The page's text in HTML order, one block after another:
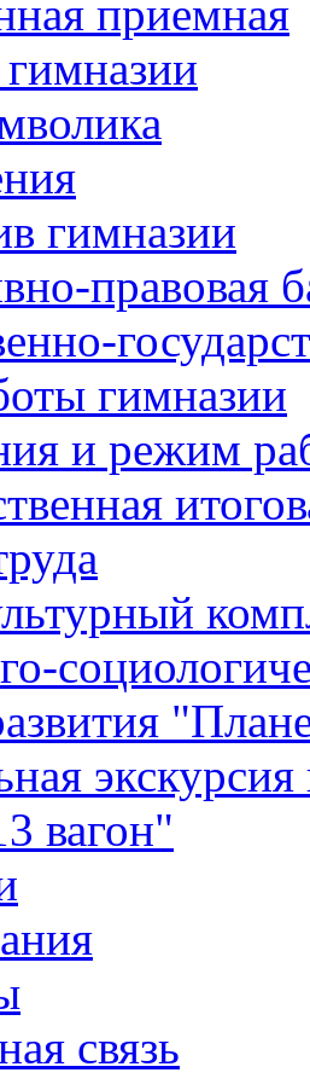
приемная
гимназии
правовая
гимназии
и режим
вагон"
связь